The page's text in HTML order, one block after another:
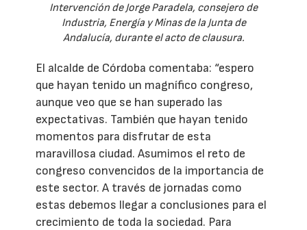
Intervención de Jorge Paradela, consejero de
Industria, Energía y Minas de la Junta de
Andalucía, durante el acto de clausura.
El alcalde de Córdoba comentaba: “espero
que hayan tenido un magnífico congreso,
aunque veo que se han superado las
expectativas. También que hayan tenido
momentos para disfrutar de esta
maravillosa ciudad. Asumimos el reto de
congreso convencidos de la importancia de
este sector. A través de jornadas como
estas debemos llegar a conclusiones para el
crecimiento de toda la sociedad. Para